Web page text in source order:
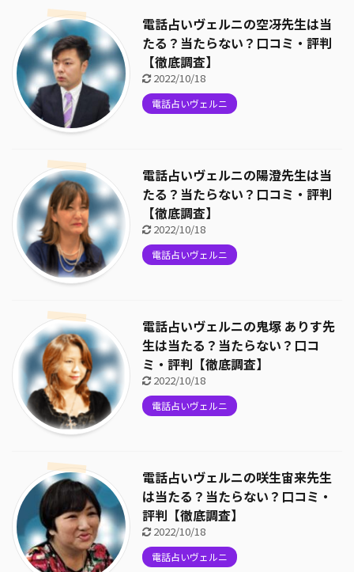
電話占いヴェルニの空冴先生は当
たる？当たらない？口コミ・評判
【徹底調査】
2022/10/18
電話占いヴェルニ
電話占いヴェルニの陽澄先生は当
たる？当たらない？口コミ・評判
【徹底調査】
2022/10/18
電話占いヴェルニ
電話占いヴェルニの鬼塚 ありす先
生は当たる？当たらない？口コ
ミ・評判【徹底調査】
2022/10/18
電話占いヴェルニ
電話占いヴェルニの咲生宙来先生
は当たる？当たらない？口コミ・
評判【徹底調査】
2022/10/18
電話占いヴェルニ